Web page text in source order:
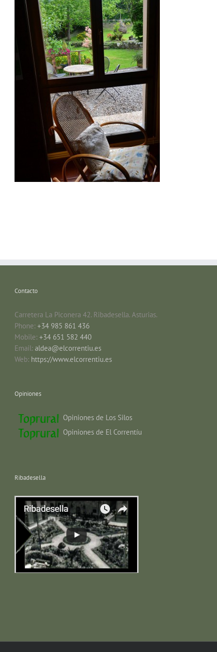
Contacto
Carretera La Piconera 42. Ribadesella. Asturias.
Phone: +34 985 861 436
Mobile: +34 651 582 440
Email: aldea@elcorrentiu.es
Web: https://www.elcorrentiu.es
Opiniones
Opiniones de Los Silos
Opiniones de El Correntíu
Ribadesella